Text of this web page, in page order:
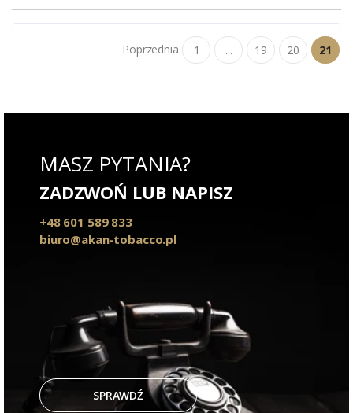
Poprzednia 1 ... 19 20 21
MASZ PYTANIA?
ZADZWOŃ LUB NAPISZ
+48 601 589 833
biuro@akan-tobacco.pl
SPRAWDŹ